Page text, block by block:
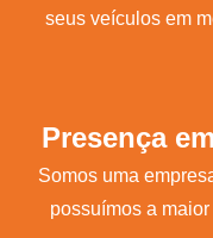
seus veículos em
Presença
Somos uma
possuímos a